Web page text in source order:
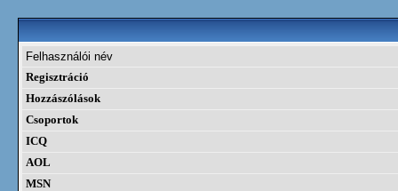
Felhasználói név
Regisztráció
Hozzászólások
Csoportok
ICQ
AOL
MSN